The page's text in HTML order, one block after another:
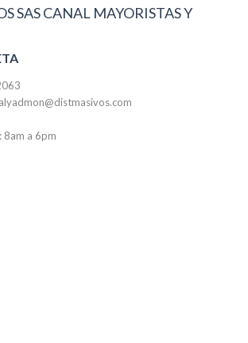
SAS CANAL MAYORISTAS Y
8am a 6pm